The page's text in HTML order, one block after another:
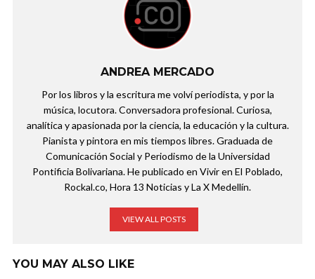
ANDREA MERCADO
Por los libros y la escritura me volví periodista, y por la
música, locutora. Conversadora profesional. Curiosa,
analítica y apasionada por la ciencia, la educación y la cultura.
Pianista y pintora en mis tiempos libres. Graduada de
Comunicación Social y Periodismo de la Universidad
Pontificia Bolivariana. He publicado en Vivir en El Poblado,
Rockal.co, Hora 13 Noticias y La X Medellín.
VIEW ALL POSTS
YOU MAY ALSO LIKE